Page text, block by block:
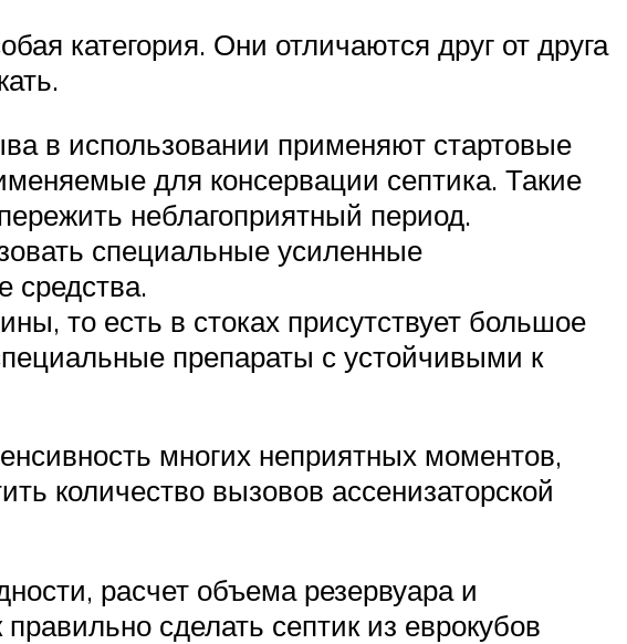
категория. Они отличаются друг от друга
в использовании применяют стартовые
для консервации септика. Такие
неблагоприятный период.
специальные усиленные
средства.
то есть в стоках присутствует большое
препараты с устойчивыми к
многих неприятных моментов,
количество вызовов ассенизаторской
расчет объема резервуара и
сделать септик из еврокубов